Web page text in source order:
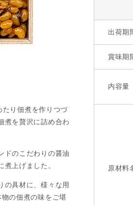
り佃煮を作りつづ
煮を贅沢に詰め合わ
ドのこだわりの醤油
上げました。
の具材に、様々な用
の佃煮の味をご堪
出荷期
賞味期
内容量
原材料